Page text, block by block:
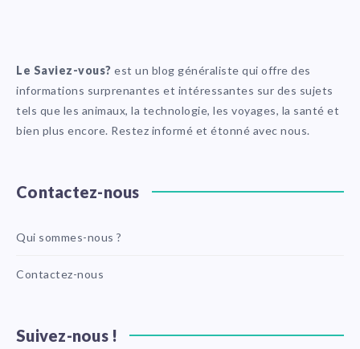
Le Saviez-vous? est un blog généraliste qui offre des
informations surprenantes et intéressantes sur des sujets
tels que les animaux, la technologie, les voyages, la santé et
bien plus encore. Restez informé et étonné avec nous.
Contactez-nous
Qui sommes-nous ?
Contactez-nous
Suivez-nous !